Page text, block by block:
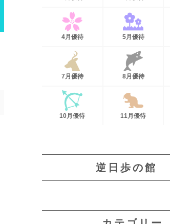
4月優待 5月優待
7月優待 8月優待
10月優待 11月優待
逆日歩の館